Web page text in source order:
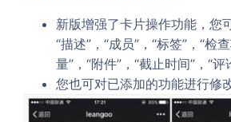
新版增强了卡片操作功能，您
“描述”，“成员”，“标签”，“检
量”，“附件”，“截止时间”，“评
您也可对已添加的功能进行修